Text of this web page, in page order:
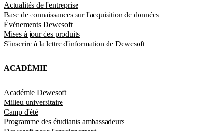
Actualités de l'entreprise
Base de connaissances sur l'acquisition de données
Événements Dewesoft
Mises à jour des produits
S'inscrire à la lettre d'information de Dewesoft
ACADÉMIE
Académie Dewesoft
Milieu universitaire
Camp d'été
Programme des étudiants ambassadeurs